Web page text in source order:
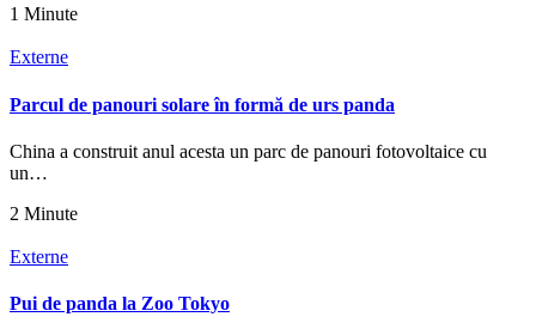
1 Minute
Externe
Parcul de panouri solare în formă de urs panda
China a construit anul acesta un parc de panouri fotovoltaice cu
un…
2 Minute
Externe
Pui de panda la Zoo Tokyo